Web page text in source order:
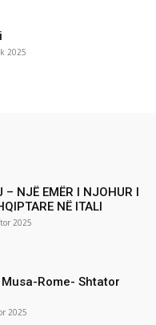
2025
– NJË EMËR I NJOHUR I
NË ITALI
2025
Rome- Shtator
2025